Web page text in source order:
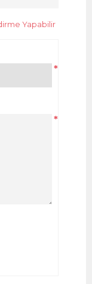
Yapabilir
*
*